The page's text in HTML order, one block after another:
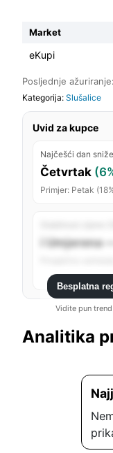
Market
eKupi
Posljednje
Kategorija: Slušalice
Uvid za kupce
Najčešći dan
Četvrtak
Primjer: Petak
ℹ️
Besplatna
Vidite pun
Analitika